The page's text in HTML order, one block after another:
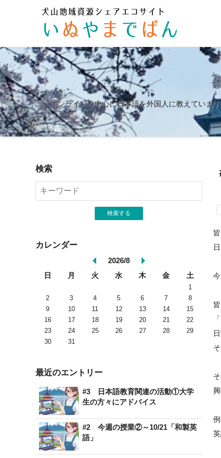
オンラインを中心に日本語を外国人に教えていま
検索
検索する
カレンダー
2026/8
日
月 火 水 木 金 土
1
2
3 4 5 6 7
8
9
10 11 12 13 14
15
16
17 18 19 20 21
22
23
24 25 26 27 28
29
30
31
最近のエントリー
#3 日本語教育関連の活動①大学
生の方々にアドバイス
#2 今週の授業②～10/21「和製英
語」